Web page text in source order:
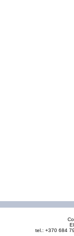
tel.: +370 684